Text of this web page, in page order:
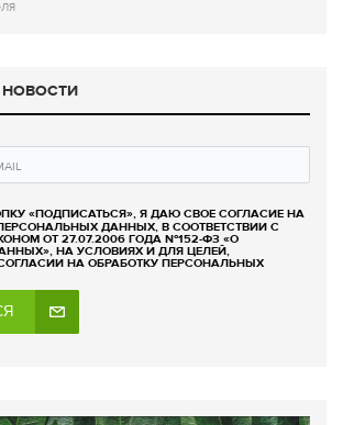
«ПОДПИСАТЬСЯ», Я ДАЮ СВОЕ СОГЛАСИЕ НА
ДАННЫХ, В СООТВЕТСТВИИ С
ОТ 27.07.2006 ГОДА №152-ФЗ «О
НА УСЛОВИЯХ И ДЛЯ ЦЕЛЕЙ,
НА ОБРАБОТКУ ПЕРСОНАЛЬНЫХ